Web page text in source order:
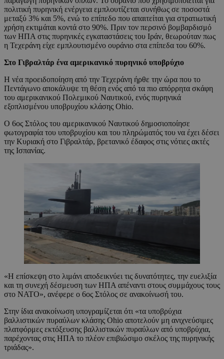
πολιτική πυρηνική ενέργεια εμπλουτίζεται συνήθως σε ποσοστά
μεταξύ 3% και 5%, ενώ το επίπεδο που απαιτείται για στρατιωτική
χρήση εκτιμάται κοντά στο 90%. Πριν τον περσινό βομβαρδισμό
των ΗΠΑ στις πυρηνικές εγκαταστάσεις του Ιράν, θεωρούταν πως
η Τεχεράνη είχε εμπλουτισμένο ουράνιο στα επίπεδα του 60%.
Στο Γιβραλτάρ ένα αμερικανικό πυρηνικό υποβρύχιο
Η νέα προειδοποίηση από την Τεχεράνη ήρθε την ώρα που το
Πεντάγωνο αποκάλυψε τη θέση ενός από τα πιο απόρρητα σκάφη
του αμερικανικού Πολεμικού Ναυτικού, ενός πυρηνικά
εξοπλισμένου υποβρυχίου κλάσης Ohio.
Ο 6ος Στόλος του αμερικανικού Ναυτικού δημοσιοποίησε
φωτογραφία του υποβρυχίου και του πληρώματός του να έχει δέσει
την Κυριακή στο Γιβραλτάρ, βρετανικό έδαφος στις νότιες ακτές
της Ισπανίας.
«Η επίσκεψη στο λιμάνι αποδεικνύει τις δυνατότητες, την ευελιξία
και τη συνεχή δέσμευση των ΗΠΑ απέναντι στους συμμάχους τους
στο ΝΑΤΟ», ανέφερε ο 6ος Στόλος σε ανακοίνωσή του.
Στην ίδια ανακοίνωση υπογραμίζεται ότι «τα υποβρύχια
βαλλιστικών πυραύλων κλάσης Ohio αποτελούν μη ανιχνεύσιμες
πλατφόρμες εκτόξευσης βαλλιστικών πυραύλων από υποβρύχια,
παρέχοντας στις ΗΠΑ το πλέον επιβιώσιμο σκέλος της πυρηνικής
τριάδας».